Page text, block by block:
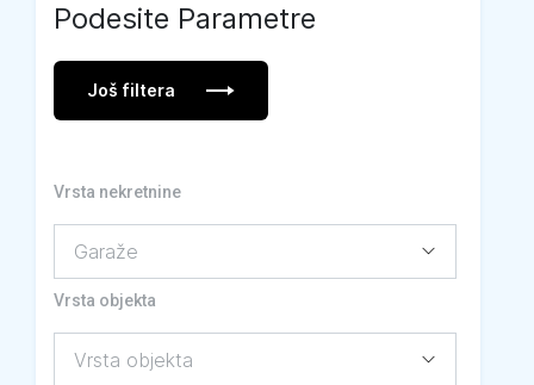
Podesite Parametre
Još filtera
Vrsta nekretnine
Vrsta objekta